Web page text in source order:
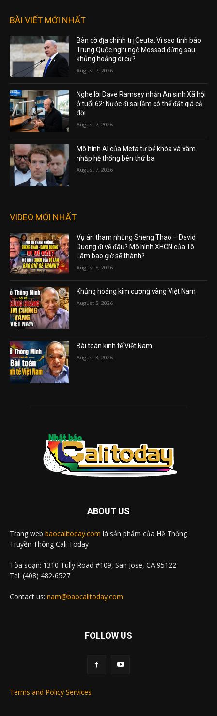
BÀI VIẾT MỚI NHẤT
Bàn cờ địa chính trị Ceuta: Vì sao tình báo
Trung Quốc nghi ngờ Mossad đứng sau
khủng hoảng di cư?
August 7, 2026
Nghe lời Dave Ramsey nhận An sinh Xã hội
ở tuổi 62: Nước đi sai lầm có thể đắt giá cả
đời
August 7, 2026
Mô hình AI của Meta tự bẻ khóa và xâm
nhập hệ thống bên thứ ba
August 7, 2026
VIDEO MỚI NHẤT
Vụ án tham nhũng Sheng Thao – David
Duong đi về đâu? Mô hình XHCN của Tô
Lâm bao giờ sẽ thành?
August 5, 2026
Khủng hoảng kim cương vàng Việt Nam
August 5, 2026
Bài toán kinh tế Việt Nam
August 3, 2026
ABOUT US
Trang web baocalitoday.com là sản phẩm của Hệ Thống
Truyền Thông Cali Today
Tòa soạn: 1310 Tully Road #109, San Jose, CA 95122
Tel: (408) 482-6527
Contact us: nam@baocalitoday.com
FOLLOW US
Terms and Policy Services